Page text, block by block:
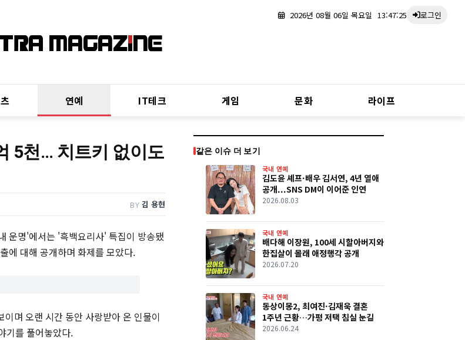
2026년 08월 06일 목요일 13:47:26 로그인
연예 IT테크 게임 문화 라이프
5천… 치트키 없이도
BY 김 용현
운명'에서는 '흑백요리사' 특집이 방송됐
에 대해 공개하며 화제를 모았다.
며 오랜 시간 동안 사랑받아 온 인물이
기를 풀어놓았다.
같은 이슈 더 보기
국내 연예
김도윤 셰프·배우 김서연, 4년 열애
공개...SNS DM이 이어준 인연
2026.08.03
국내 연예
배다해 이장원, 100세 시할아버지와
한집살이 몰래 애정행각 공개
2026.07.20
국내 연예
동상이몽2, 최여진·김재욱 결혼
1주년 근황…가평 저택 침실 눈길
2026.06.24